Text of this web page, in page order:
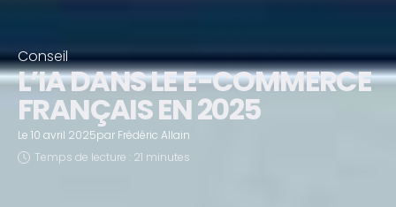
Conseil
L’IA DANS LE E-COMMERCE
FRANÇAIS EN 2025
Le 10 avril 2025par Frédéric Allain
Temps de lecture : 21 minutes